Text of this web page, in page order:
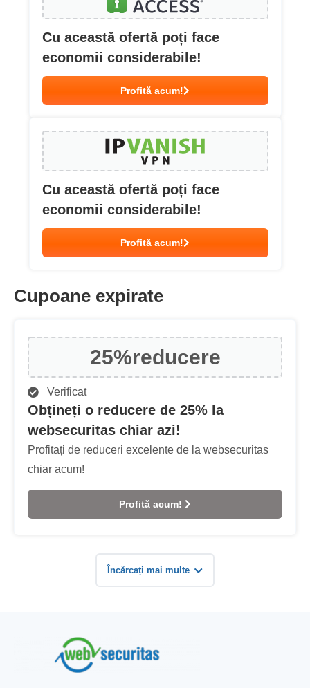
Cu această ofertă poți face
economii considerabile!
Profită acum!
Cu această ofertă poți face
economii considerabile!
Profită acum!
Cupoane expirate
25%reducere
Verificat
Obțineți o reducere de 25% la
websecuritas chiar azi!
Profitați de reduceri excelente de la websecuritas
chiar acum!
Profită acum!
Încărcați mai multe